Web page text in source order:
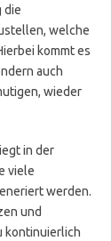
die
welche
kommt es
auch
wieder
in der
viele
werden.
und
kontinuierlich